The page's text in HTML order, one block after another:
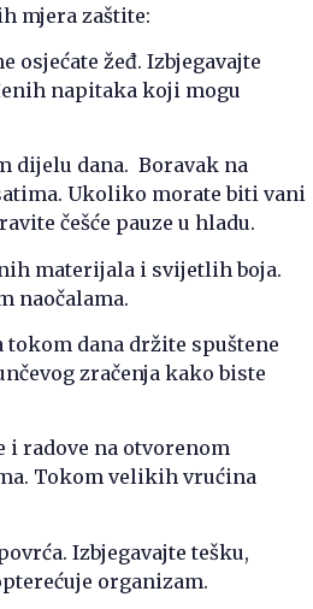
mjera zaštite:
osjećate žeđ. Izbjegavajte
napitaka koji mogu
dijelu dana. Boravak na
Ukoliko morate biti vani
češće pauze u hladu.
materijala i svijetlih boja.
naočalama.
dana držite spuštene
zračenja kako biste
radove na otvorenom
Tokom velikih vrućina
Izbjegavajte tešku,
organizam.